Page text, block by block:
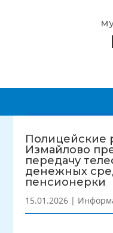
Полицейские
Измайлово
передачу
денежных
пенсионерки
15.01.2026 |